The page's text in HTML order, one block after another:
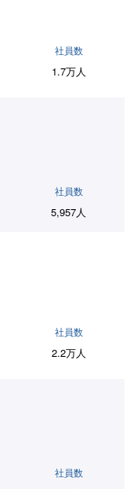
社員数
1.7万人
社員数
5,957人
社員数
2.2万人
社員数